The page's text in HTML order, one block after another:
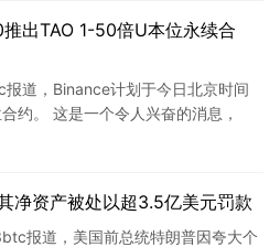
出TAO 1-50倍U本位永续合
道，Binance计划于今日北京时间
约。 这是一个令人兴奋的消息，
净资产被处以超3.5亿美元罚款
报道，美国前总统特朗普因夸大个